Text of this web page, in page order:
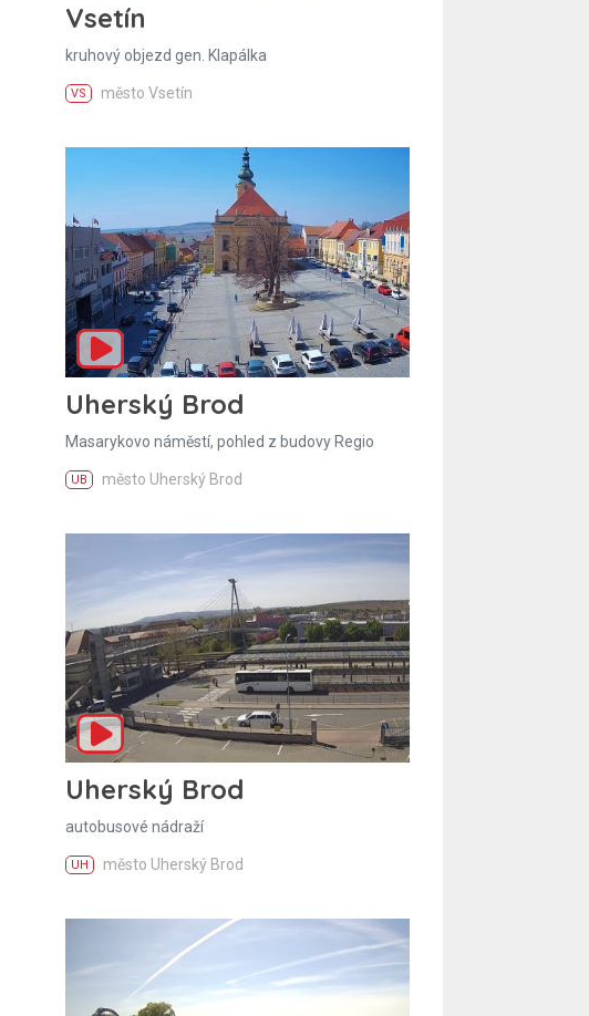
Vsetín
kruhový objezd gen. Klapálka
VS město Vsetín
Uherský Brod
Masarykovo náměstí, pohled z budovy Regio
UB město Uherský Brod
Uherský Brod
autobusové nádraží
UH město Uherský Brod